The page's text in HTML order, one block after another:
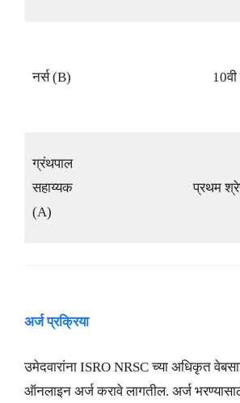
नर्स (B)
ग्रंथपाल
सहाय्यक
(A)
प्रथम
अर्ज प्रक्रिया
उमेदवारांना ISRO NRSC च्या अधिकृत
ऑनलाइन अर्ज करावे लागतील. अर्ज